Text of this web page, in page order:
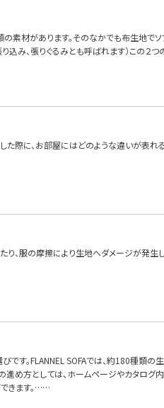
素材があります。そのなかでも布生地でソ
込み、張りぐるみとも呼ばれます）この２
た際に、お部屋にはどのような違いが表れ
り、服の摩擦により生地へダメージが発生
す。FLANNEL SOFAでは、約180種類の
進め方としては、ホームページやカタロ
きます。……